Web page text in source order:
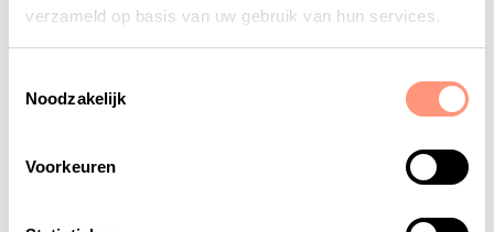
verzameld op basis van uw gebruik van hun services.
Noodzakelijk
Voorkeuren
Lees meer over de NSE